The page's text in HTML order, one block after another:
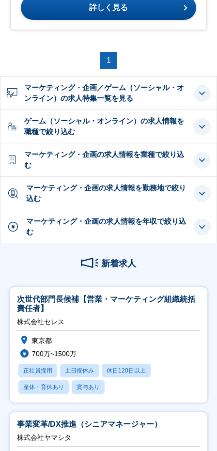
詳しく見る
1
マーケティング・企画／ゲーム（ソーシャル・オ
ンライン）の求人特集一覧を見る
ゲーム（ソーシャル・オンライン）の求人情報を
職種で絞り込む
マーケティング・企画の求人情報を業種で絞り込
む
マーケティング・企画の求人情報を勤務地で絞り
込む
マーケティング・企画の求人情報を年収で絞り込
む
新着求人
次世代部門長候補【営業・マーケティング組織統括
責任者】
株式会社セレス
東京都
700万~1500万
正社員採用 土日祝休み 休日120日以上
産休・育休あり 賞与あり
事業変革/DX推進（シニアマネージャー）
株式会社ヤマシタ